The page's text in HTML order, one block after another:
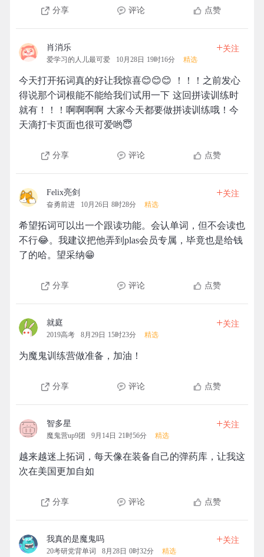
分享 评论 点赞
肖消乐
爱学习的人儿最可爱 10月28日 19时16分 精选
+关注
今天打开拓词真的好让我惊喜😊😊😊 ！！！之前发心
得说那个词根能不能给我们试用一下 这回拼读训练时
就有！！！啊啊啊啊 大家今天都要做拼读训练哦！今
天滴打卡页面也很可爱哟😇
分享 评论 点赞
Felix亮剑
奋勇前进 10月26日 8时28分 精选
+关注
希望拓词可以出一个跟读功能。会认单词，但不会读也
不行😂。我建议把他弄到plas会员专属，毕竟也是给钱
了的哈。望采纳😁
分享 评论 点赞
就庭
2019高考 8月29日 15时23分 精选
+关注
为魔鬼训练营做准备，加油！
分享 评论 点赞
智多星
魔鬼营up9团 9月14日 21时56分 精选
+关注
越来越迷上拓词，每天像在装备自己的弹药库，让我这
次在美国更加自如
分享 评论 点赞
我真的是魔鬼吗
20考研党背单词 8月28日 0时32分 精选
+关注